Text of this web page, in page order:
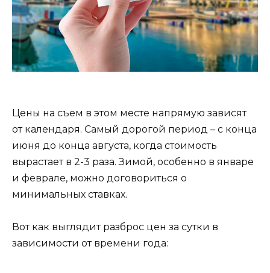
Цены на съем в этом месте напрямую зависят
от календаря. Самый дорогой период – с конца
июня до конца августа, когда стоимость
вырастает в 2-3 раза. Зимой, особенно в январе
и феврале, можно договориться о
минимальных ставках.
Вот как выглядит разброс цен за сутки в
зависимости от времени года: